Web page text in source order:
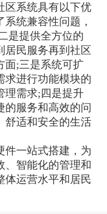
系统具有以下优
统兼容性问题，
是提供全方位的
居民服务再到社区
面;三是系统可扩
求进行功能模块的
理需求;四是提升
的服务和高效的问
舒适和安全的生活
一站式搭建，为
、智能化的管理和
体运营水平和居民